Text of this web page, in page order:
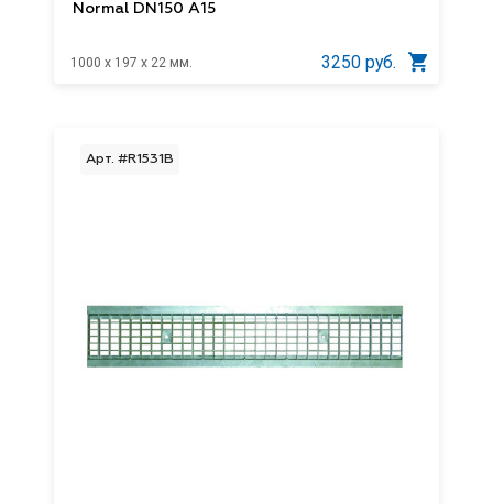
Normal DN150 A15
1000 x 197 x 22 мм. 3250 руб.
Арт. #R1531В